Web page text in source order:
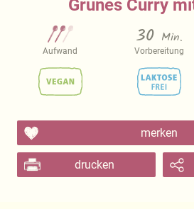
Grünes Curry
Aufwand
30 Min.
Vorbereitung
merken
drucken